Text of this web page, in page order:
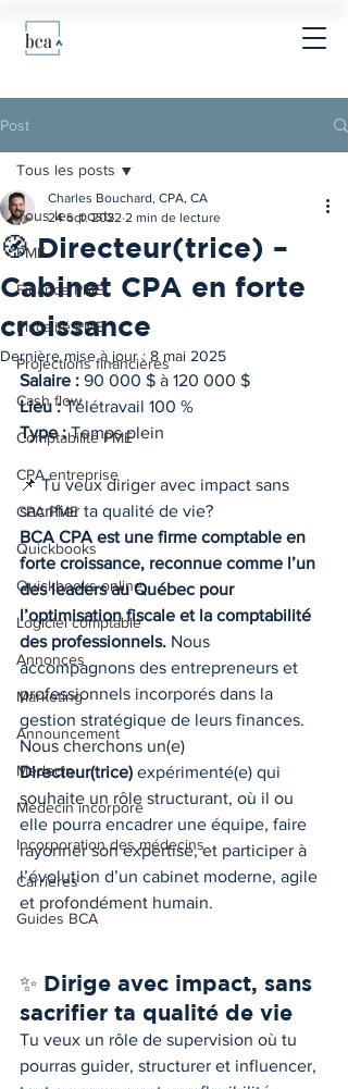
Post
Tous les posts
PME
Finance PME
Fiscalité PME
Projections financières
Cash flow
Comptabilité PME
CPA entreprise
CPA PME
Quickbooks
Quickbooks online
Logiciel comptable
Annonces
Marketing
Announcement
Medecin
Médecin incorporé
Incorporation des médecins
Carrières
Guides BCA
Tous les posts
🧭 Directeur(trice) –
Cabinet CPA en forte
croissance
Charles Bouchard, CPA, CA
24 oct. 2022 2 min de lecture
Dernière mise à jour : 8 mai 2025
Salaire : 90 000 $ à 120 000 $
Lieu : Télétravail 100 %
Type : Temps plein
📌 Tu veux diriger avec impact sans
sacrifier ta qualité de vie?
BCA CPA est une firme comptable en
forte croissance, reconnue comme l’un
des leaders au Québec pour
l’optimisation fiscale et la comptabilité
des professionnels. Nous
accompagnons des entrepreneurs et
professionnels incorporés dans la
gestion stratégique de leurs finances.
Nous cherchons un(e)
Directeur(trice) expérimenté(e) qui
souhaite un rôle structurant, où il ou
elle pourra encadrer une équipe, faire
rayonner son expertise, et participer à
l’évolution d’un cabinet moderne, agile
et profondément humain.
✨ Dirige avec impact, sans
sacrifier ta qualité de vie
Tu veux un rôle de supervision où tu
pourras guider, structurer et influencer,